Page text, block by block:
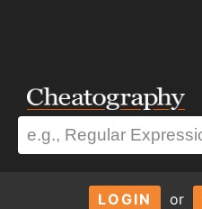
LOGIN or